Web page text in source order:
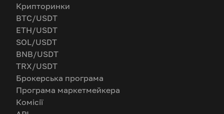
Крипторинки
BTC/USDT
ETH/USDT
SOL/USDT
BNB/USDT
TRX/USDT
Брокерська програма
Програма маркетмейкера
Комісії